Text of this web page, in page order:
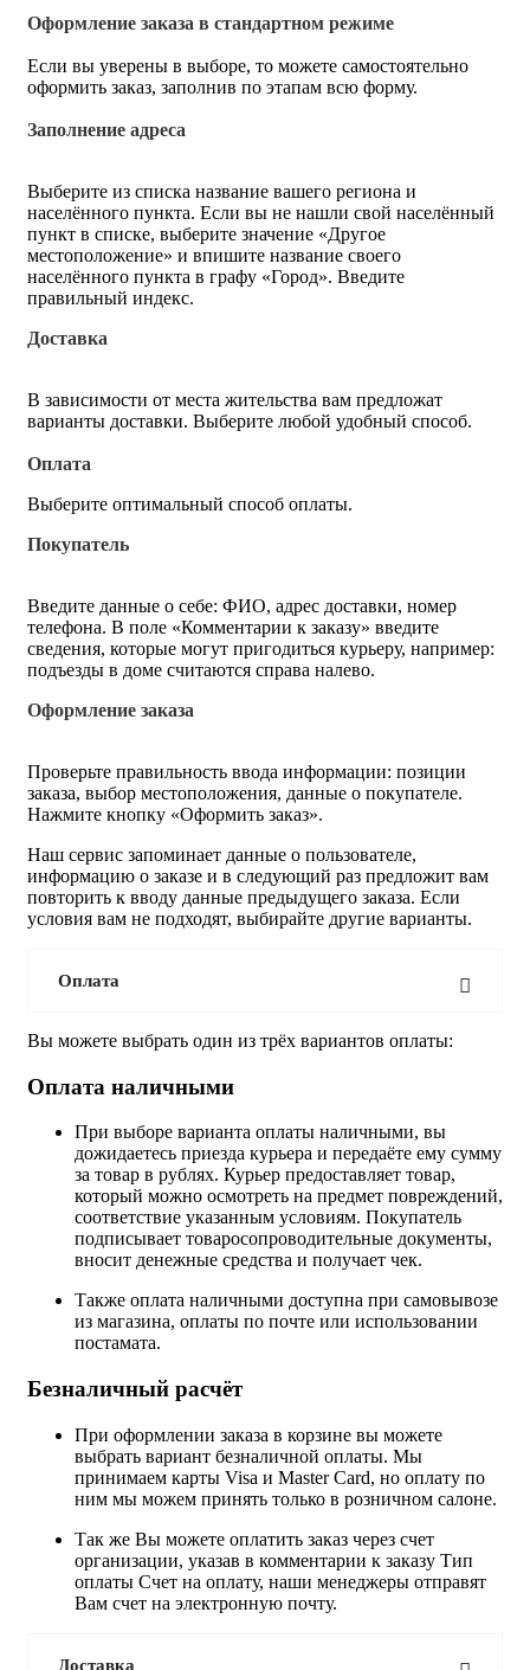
Оформление заказа в стандартном режиме
Если вы уверены в выборе, то можете самостоятельно
оформить заказ, заполнив по этапам всю форму.
Заполнение адреса
Выберите из списка название вашего региона и
населённого пункта. Если вы не нашли свой населённый
пункт в списке, выберите значение «Другое
местоположение» и впишите название своего
населённого пункта в графу «Город». Введите
правильный индекс.
Доставка
В зависимости от места жительства вам предложат
варианты доставки. Выберите любой удобный способ.
Оплата
Выберите оптимальный способ оплаты.
Покупатель
Введите данные о себе: ФИО, адрес доставки, номер
телефона. В поле «Комментарии к заказу» введите
сведения, которые могут пригодиться курьеру, например:
подъезды в доме считаются справа налево.
Оформление заказа
Проверьте правильность ввода информации: позиции
заказа, выбор местоположения, данные о покупателе.
Нажмите кнопку «Оформить заказ».
Наш сервис запоминает данные о пользователе,
информацию о заказе и в следующий раз предложит вам
повторить к вводу данные предыдущего заказа. Если
условия вам не подходят, выбирайте другие варианты.
Оплата
Вы можете выбрать один из трёх вариантов оплаты:
Оплата наличными
При выборе варианта оплаты наличными, вы
дожидаетесь приезда курьера и передаёте ему сумму
за товар в рублях. Курьер предоставляет товар,
который можно осмотреть на предмет повреждений,
соответствие указанным условиям. Покупатель
подписывает товаросопроводительные документы,
вносит денежные средства и получает чек.
Также оплата наличными доступна при самовывозе
из магазина, оплаты по почте или использовании
постамата.
Безналичный расчёт
При оформлении заказа в корзине вы можете
выбрать вариант безналичной оплаты. Мы
принимаем карты Visa и Master Card, но оплату по
ним мы можем принять только в розничном салоне.
Так же Вы можете оплатить заказ через счет
организации, указав в комментарии к заказу Тип
оплаты Счет на оплату, наши менеджеры отправят
Вам счет на электронную почту.
Доставка